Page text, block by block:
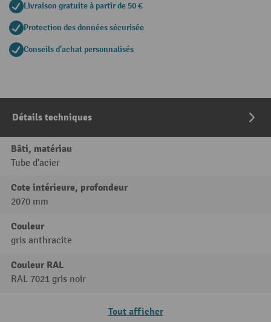
Livraison gratuite à partir de 50 €
Protection des données sécurisée
Conseils d'achat personnalisés
Détails techniques
Bâti, matériau
Tube d'acier
Cote intérieure, profondeur
2070 mm
Couleur
gris anthracite
Couleur RAL
RAL 7021 gris noir
Tout afficher